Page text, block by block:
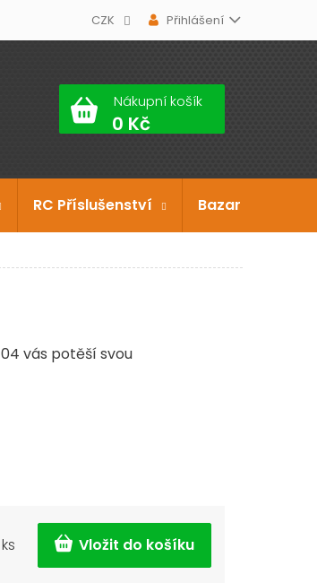
CZK Přihlášení
Nákupní košík
RC Příslušenství Bazar
04 vás potěší svou
ks